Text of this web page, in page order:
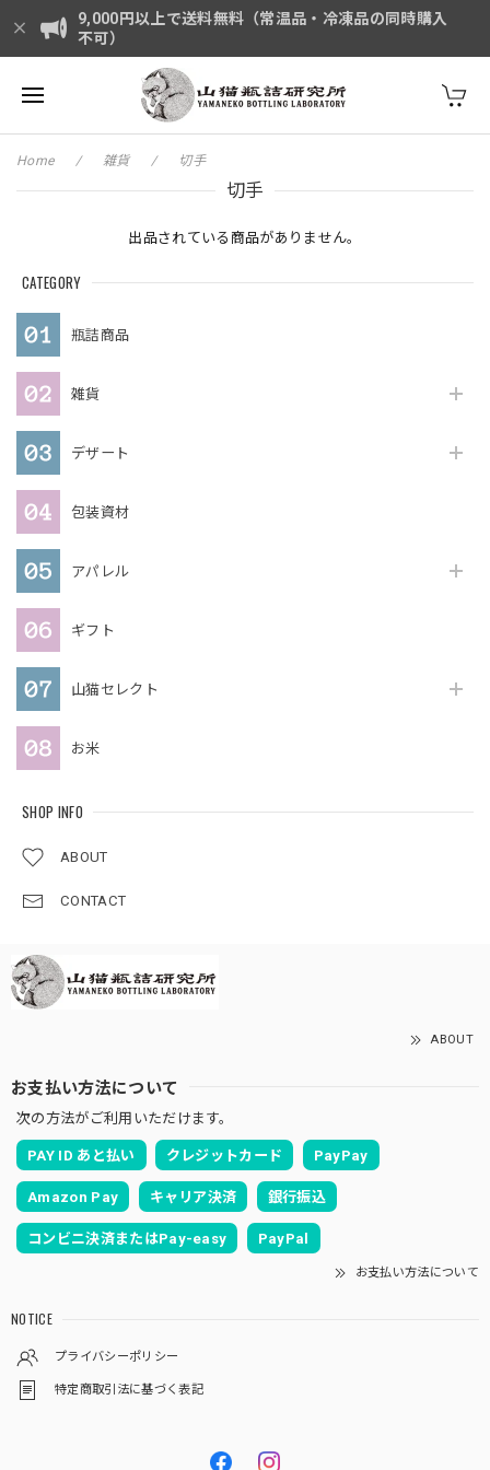
9,000円以上で送料無料（常温品・冷凍品の同時購入
不可）
CATEGORY
瓶詰商品
雑貨
デザート
包装資材
アパレル
ギフト
山猫セレクト
お米
SHOP INFO
ABOUT
CONTACT
Home 雑貨 切手
切手
出品されている商品がありません。
ABOUT
お支払い方法について
次の方法がご利用いただけます。
PAY ID あと払い クレジットカード PayPay
Amazon Pay キャリア決済 銀行振込
コンビニ決済またはPay-easy PayPal
お支払い方法について
NOTICE
プライバシーポリシー
特定商取引法に基づく表記